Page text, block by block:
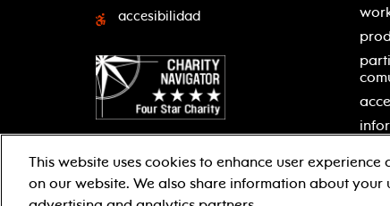
accesibilidad
facebooktwitterinstagramyoutube
This website uses cookies to enhance user
on our website. We also share information about your